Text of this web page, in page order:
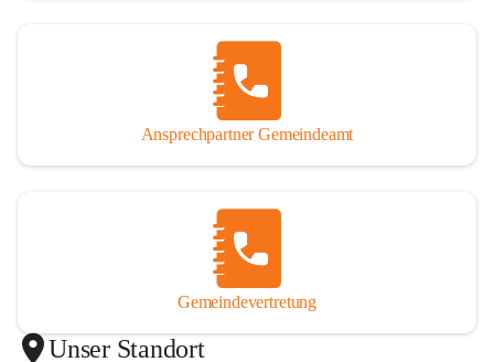
Ansprechpartner Gemeindeamt
Gemeindevertretung
Unser Standort